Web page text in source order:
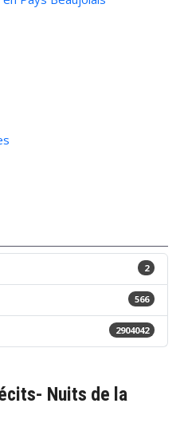
2
566
2904042
Nuits de la